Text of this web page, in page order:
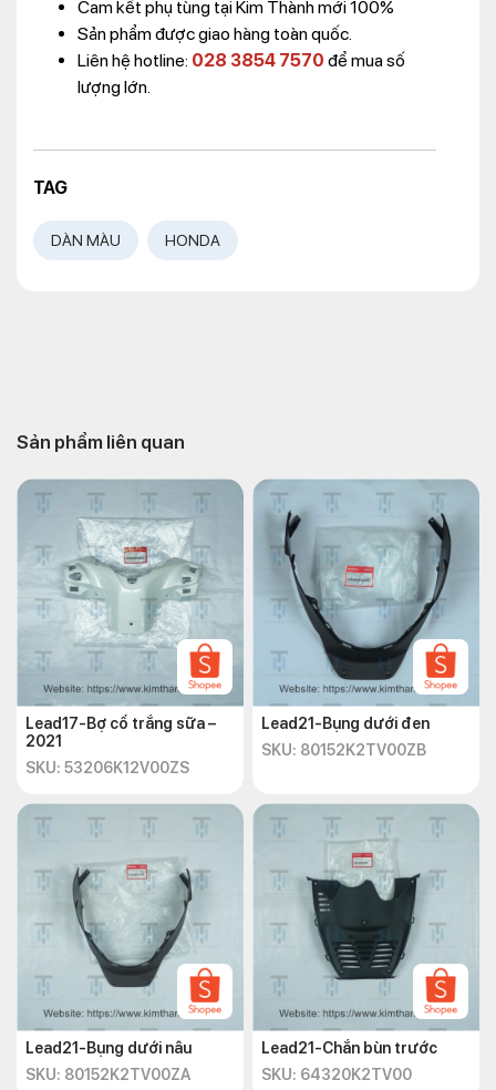
Cam kết phụ tùng tại Kim Thành mới 100%
Sản phẩm được giao hàng toàn quốc.
Liên hệ hotline: 028 3854 7570 để mua số
lượng lớn.
TAG
DÀN MÀU HONDA
Sản phẩm liên quan
Lead17-Bợ cổ trắng sữa –
2021
SKU: 53206K12V00ZS
Lead21-Bụng dưới đen
SKU: 80152K2TV00ZB
Lead21-Bụng dưới nâu
SKU: 80152K2TV00ZA
Lead21-Chắn bùn trước
SKU: 64320K2TV00